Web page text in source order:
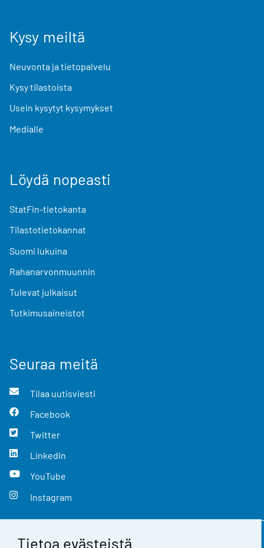
Tietoa evästeistä
Kysy meiltä
Neuvonta ja tietopalvelu
Kysy tilastoista
Usein kysytyt kysymykset
Medialle
Löydä nopeasti
StatFin-tietokanta
Tilastotietokannat
Suomi lukuina
Rahanarvonmuunnin
Tulevat julkaisut
Tutkimusaineistot
Seuraa meitä
Tilaa uutisviesti
Facebook
Twitter
LinkedIn
YouTube
Instagram